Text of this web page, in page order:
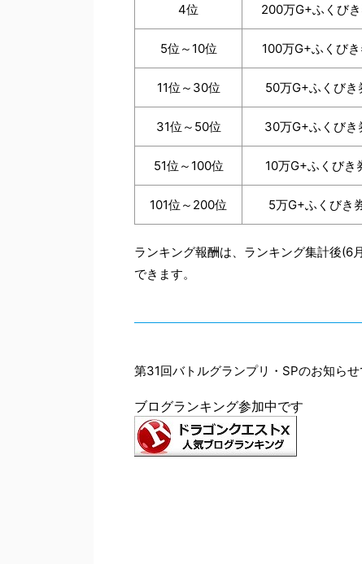
4位 200万G+ふくび
5位～10位 100万G+ふくび
11位～30位 50万G+ふくび
31位～50位 30万G+ふくび
51位～100位 10万G+ふくび
101位～200位 5万G+ふくびき
ランキング報酬は、ランキング集計後(6
できます。
第31回バトルグランプリ・SPのお知ら
ブログランキング参加中です